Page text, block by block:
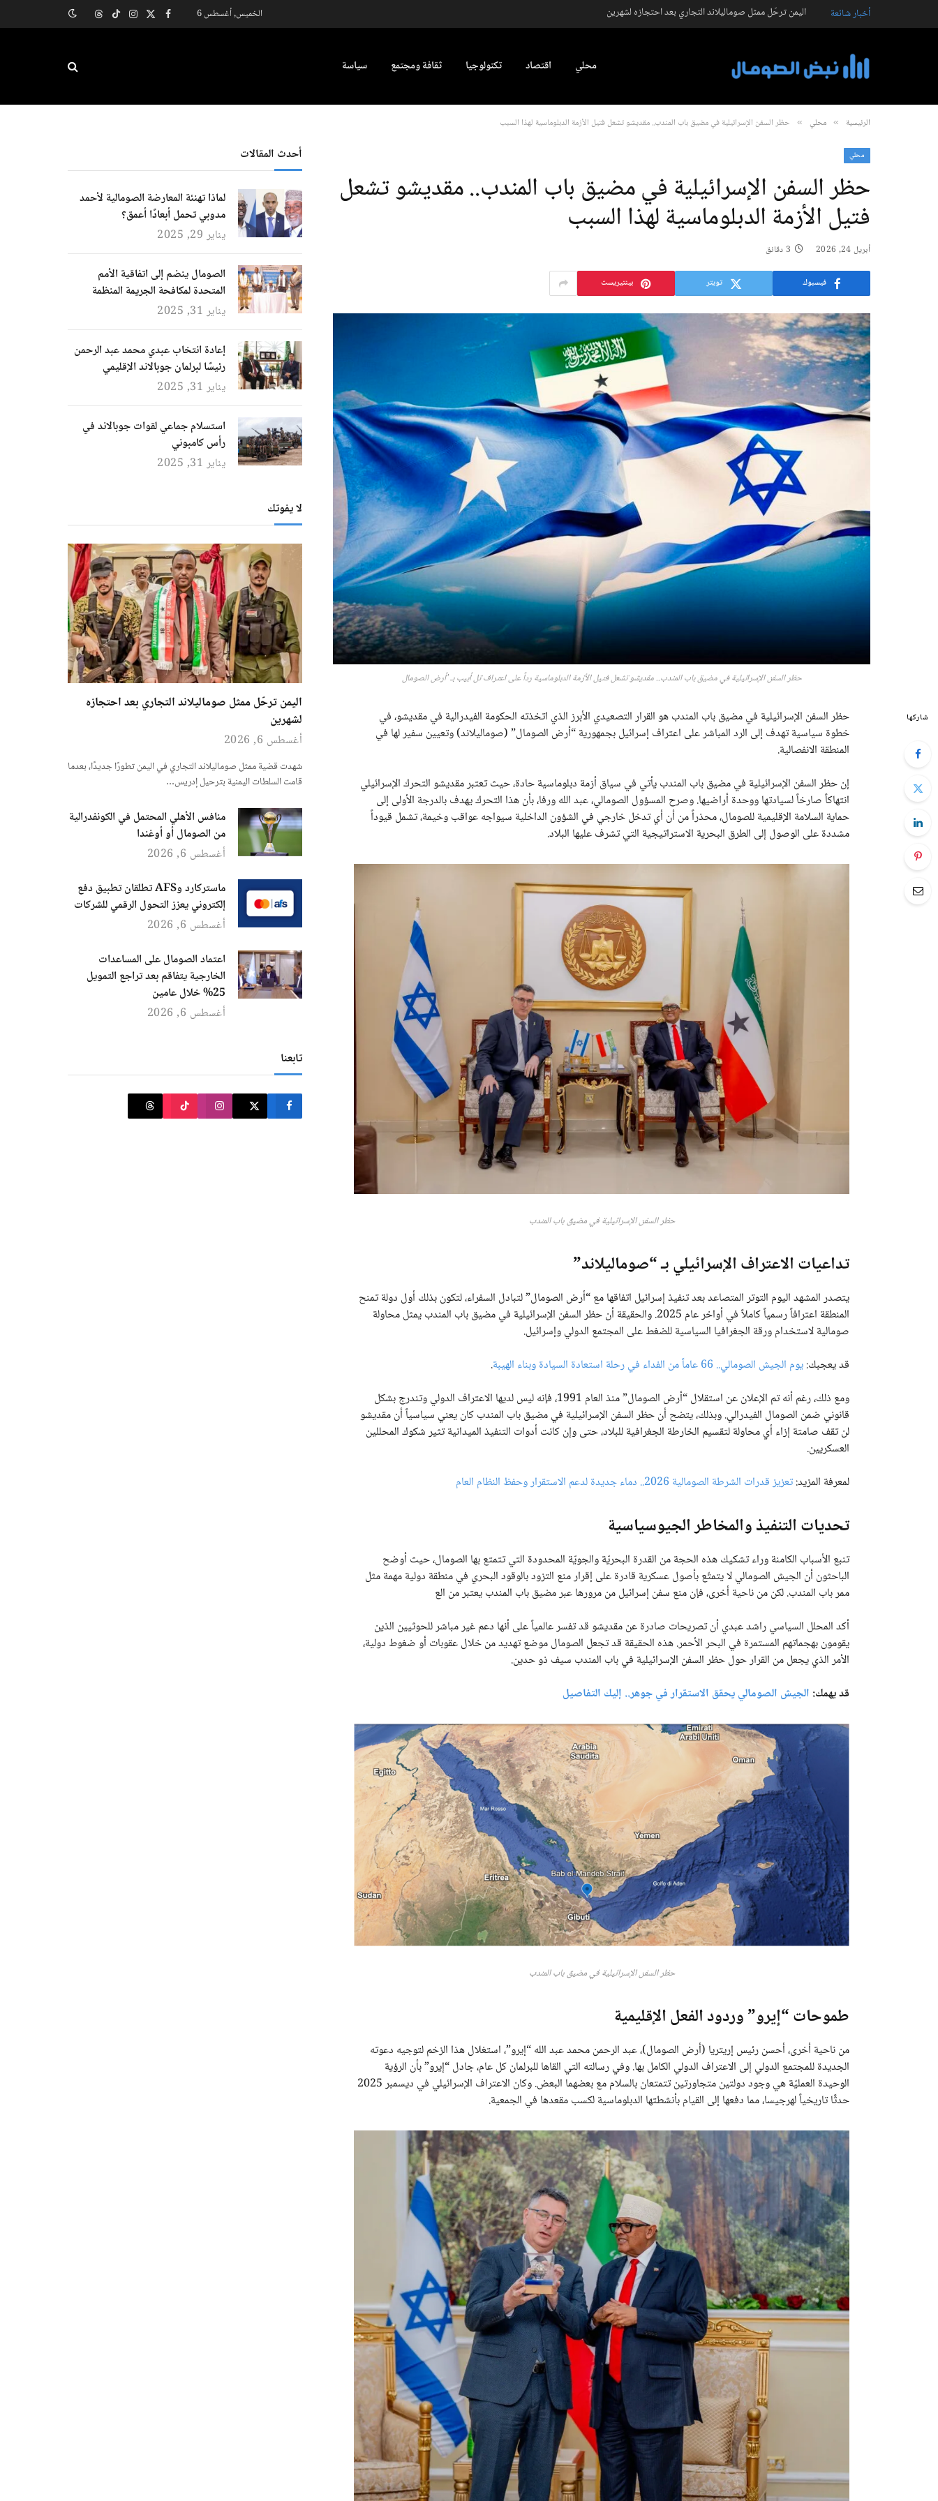
أخبار شائعة اليمن ترحّل ممثل صوماليلاند التجاري بعد احتجازه لشهرين الخميس, أغسطس 6 فيسبوك
X
الانستغرام
تيكتوكThreads
محلي اقتصاد تكنولوجيا ثقافة ومجتمع سياسة
الرئيسية » محلي » حظر السفن الإسرائيلية في مضيق باب المندب.. مقديشو تشعل فتيل الأزمة الدبلوماسية لهذا السبب
محلي
حظر السفن الإسرائيلية في مضيق باب المندب.. مقديشو تشعل
فتيل الأزمة الدبلوماسية لهذا السبب
أبريل 24, 2026 3 دقائق
فيسبوك تويتر بينتيريست
حظر السفن الإسرائيلية في مضيق باب المندب.. مقديشو تشعل فتيل الأزمة الدبلوماسية رداً على اعتراف تل أبيب بـ 'أرض الصومال
شاركها
حظر السفن الإسرائيلية في مضيق باب المندب هو القرار التصعيدي الأبرز الذي اتخذته الحكومة الفيدرالية في مقديشو، في
خطوة سياسية تهدف إلى الرد المباشر على اعتراف إسرائيل بجمهورية “أرض الصومال” (صوماليلاند) وتعيين سفير لها في
المنطقة الانفصالية.
إن حظر السفن الإسرائيلية في مضيق باب المندب يأتي في سياق أزمة دبلوماسية حادة، حيث تعتبر مقديشو التحرك الإسرائيلي
انتهاكاً صارخاً لسيادتها ووحدة أراضيها. وصرح المسؤول الصومالي، عبد الله ورفا، بأن هذا التحرك يهدف بالدرجة الأولى إلى
حماية السلامة الإقليمية للصومال، محذراً من أن أي تدخل خارجي في الشؤون الداخلية سيواجه عواقب وخيمة، تشمل قيوداً
مشددة على الوصول إلى الطرق البحرية الاستراتيجية التي تشرف عليها البلاد.
حظر السفن الإسرائيلية في مضيق باب المندب
تداعيات الاعتراف الإسرائيلي بـ “صوماليلاند”
يتصدر المشهد اليوم التوتر المتصاعد بعد تنفيذ إسرائيل اتفاقها مع “أرض الصومال” لتبادل السفراء، لتكون بذلك أول دولة تمنح
المنطقة اعترافاً رسمياً كاملاً في أواخر عام 2025. والحقيقة أن حظر السفن الإسرائيلية في مضيق باب المندب يمثل محاولة
صومالية لاستخدام ورقة الجغرافيا السياسية للضغط على المجتمع الدولي وإسرائيل.
قد يعجبك:يوم الجيش الصومالي.. 66 عاماً من الفداء في رحلة استعادة السيادة وبناء الهيبة
.
ومع ذلك، رغم أنه تم الإعلان عن استقلال “أرض الصومال” منذ العام 1991، فإنه ليس لديها الاعتراف الدولي وتندرج بشكل
قانوني ضمن الصومال الفيدرالي. وبذلك، يتضح أن حظر السفن الإسرائيلية في مضيق باب المندب كان يعني سياسياً أن مقديشو
لن تقف صامتة إزاء أي محاولة لتقسيم الخارطة الجغرافية للبلاد، حتى وإن كانت أدوات التنفيذ الميدانية تثير شكوك المحللين
العسكريين.
لمعرفة المزيد:تعزيز قدرات الشرطة الصومالية 2026.. دماء جديدة لدعم الاستقرار وحفظ النظام العام
تحديات التنفيذ والمخاطر الجيوسياسية
تنبع الأسباب الكامنة وراء تشكيك هذه الحجة من القدرة البحريّة والجويّة المحدودة التي تتمتع بها الصومال، حيث أوضح
الباحثون أن الجيش الصومالي لا يتمتّع بأصول عسكرية قادرة على إقرار منع التزود بالوقود البحري في منطقة دولية مهمة مثل
ممر باب المندب. لكن من ناحية أخرى، فإن منع سفن إسرائيل من مرورها عبر مضيق باب المندب يعتبر من الع
أكد المحلل السياسي راشد عبدي أن تصريحات صادرة عن مقديشو قد تفسر عالمياً على أنها دعم غير مباشر للحوثيين الذين
يقومون بهجماتهم المستمرة في البحر الأحمر. هذه الحقيقة قد تجعل الصومال موضع تهديد من خلال عقوبات أو ضغوط دولية،
الأمر الذي يجعل من القرار حول حظر السفن الإسرائيلية في باب المندب سيف ذو حدين.
قد يهمك: الجيش الصومالي يحقق الاستقرار في جوهر.. إليك التفاصيل
حظر السفن الإسرائيلية في مضيق باب المندب
طموحات “إيرو” وردود الفعل الإقليمية
من ناحية أخرى، أحسن رئيس إريتريا (أرض الصومال)، عبد الرحمن محمد عبد الله “إيرو”، استغلال هذا الزخم لتوجيه دعوته
الجديدة للمجتمع الدولي إلى الاعتراف الدولي الكامل بها. وفي رسالته التي القاها للبرلمان كل عام، جادل “إيرو” بأن الرؤية
الوحيدة العمليّة هي وجود دولتين متجاورتين تتمتعان بالسلام مع بعضهما البعض. وكان الاعتراف الإسرائيلي في ديسمبر 2025
حدثًا تاريخياً لهرجيسا، مما دفعها إلى القيام بأنشطتها الدبلوماسية لكسب مقعدها في الجمعية.
أحدث المقالات
لماذا تهنئة المعارضة الصومالية لأحمد
مدوبي تحمل أبعادًا أعمق؟
يناير 29, 2025
الصومال ينضم إلى اتفاقية الأمم
المتحدة لمكافحة الجريمة المنظمة
يناير 31, 2025
إعادة انتخاب عبدي محمد عبد الرحمن
رئيسًا لبرلمان جوبالاند الإقليمي
يناير 31, 2025
استسلام جماعي لقوات جوبالاند في
رأس كامبوني
يناير 31, 2025
لا يفوتك
اليمن ترحّل ممثل صوماليلاند التجاري بعد احتجازه
لشهرين
أغسطس 6, 2026
شهدت قضية ممثل صوماليلاند التجاري في اليمن تطورًا جديدًا، بعدما
قامت السلطات اليمنية بترحيل إدريس…
منافس الأهلي المحتمل في الكونفدرالية
من الصومال أو أوغندا
أغسطس 6, 2026
ماستركارد وAFS تطلقان تطبيق دفع
إلكتروني يعزز التحول الرقمي للشركات
أغسطس 6, 2026
اعتماد الصومال على المساعدات
الخارجية يتفاقم بعد تراجع التمويل
25% خلال عامين
أغسطس 6, 2026
تابعنا